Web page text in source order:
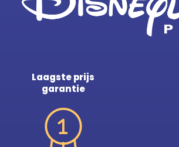
Laagste prijs
garantie